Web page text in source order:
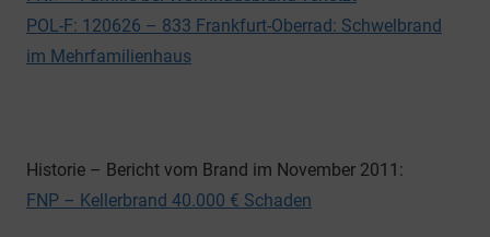
POL-F: 120626 – 833 Frankfurt-Oberrad: Schwelbrand
im Mehrfamilienhaus
Historie – Bericht vom Brand im November 2011:
FNP – Kellerbrand 40.000 € Schaden